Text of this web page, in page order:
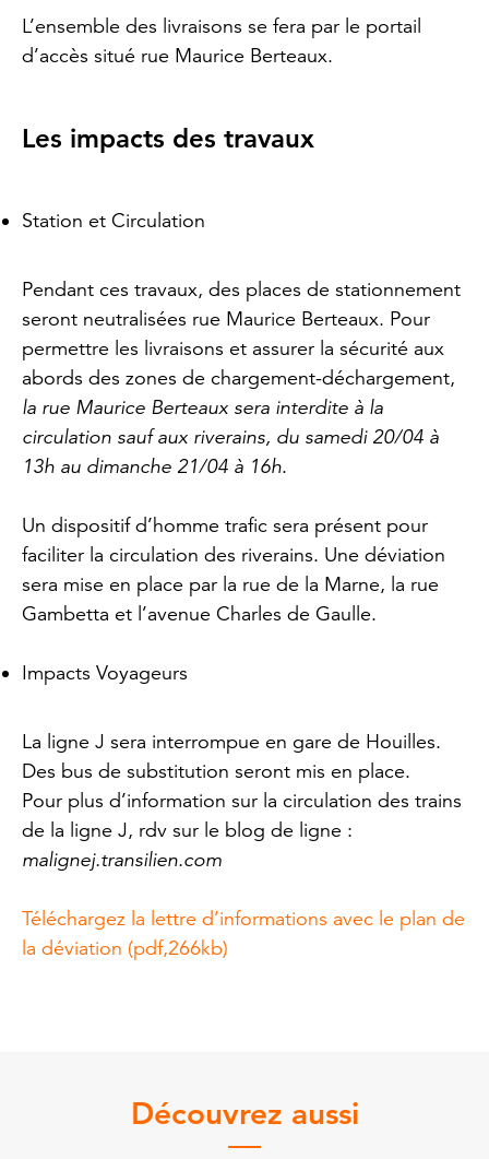
L’ensemble des livraisons se fera par le portail
d’accès situé rue Maurice Berteaux.
Les impacts des travaux
Station et Circulation
Pendant ces travaux, des places de stationnement
seront neutralisées rue Maurice Berteaux. Pour
permettre les livraisons et assurer la sécurité aux
abords des zones de chargement-déchargement,
la rue Maurice Berteaux sera interdite à la
circulation sauf aux riverains, du samedi 20/04 à
13h au dimanche 21/04 à 16h.
Un dispositif d’homme trafic sera présent pour
faciliter la circulation des riverains. Une déviation
sera mise en place par la rue de la Marne, la rue
Gambetta et l’avenue Charles de Gaulle.
Impacts Voyageurs
La ligne J sera interrompue en gare de Houilles.
Des bus de substitution seront mis en place.
Pour plus d’information sur la circulation des trains
de la ligne J, rdv sur le blog de ligne :
malignej.transilien.com
Téléchargez la lettre d’informations avec le plan de
la déviation (pdf,266kb)
Découvrez aussi